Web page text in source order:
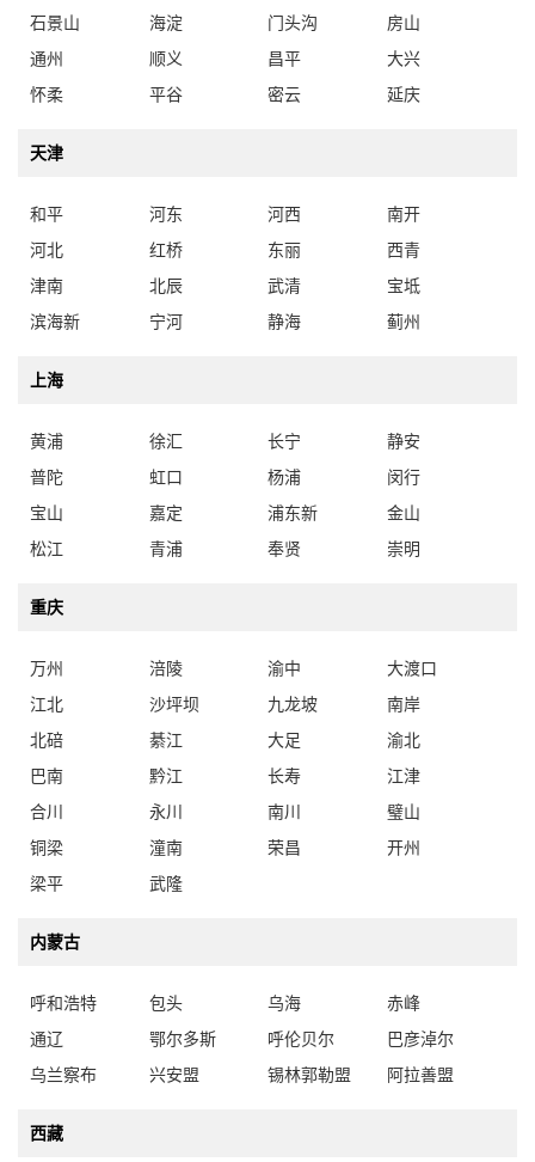
石景山
海淀 门头沟
房山
通州
顺义 昌平
大兴
怀柔
平谷 密云 延庆
天津
和平 河东 河西
南开
河北
红桥 东丽
西青
津南
北辰 武清
宝坻
滨海新
宁河 静海 蓟州
上海
黄浦 徐汇 长宁
静安
普陀
虹口 杨浦
闵行
宝山
嘉定 浦东新
金山
松江
青浦 奉贤 崇明
重庆
万州 涪陵 渝中
大渡口
江北
沙坪坝 九龙坡
南岸
北碚
綦江 大足
渝北
巴南
黔江 长寿
江津
合川
永川 南川
璧山
铜梁
潼南 荣昌
开州
梁平
武隆
内蒙古
呼和浩特 包头 乌海
赤峰
通辽
鄂尔多斯 呼伦贝尔
巴彦淖尔
乌兰察布
兴安盟 锡林郭勒盟 阿拉善盟
西藏